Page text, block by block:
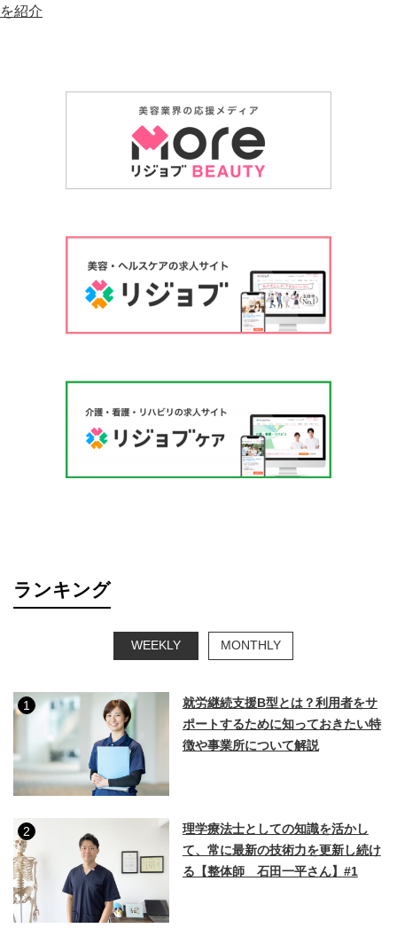
を紹介
ランキング
WEEKLY MONTHLY
1
就労継続支援B型とは？利用者をサ
ポートするために知っておきたい特
徴や事業所について解説
2
理学療法士としての知識を活かし
て、常に最新の技術力を更新し続け
る【整体師 石田一平さん】#1